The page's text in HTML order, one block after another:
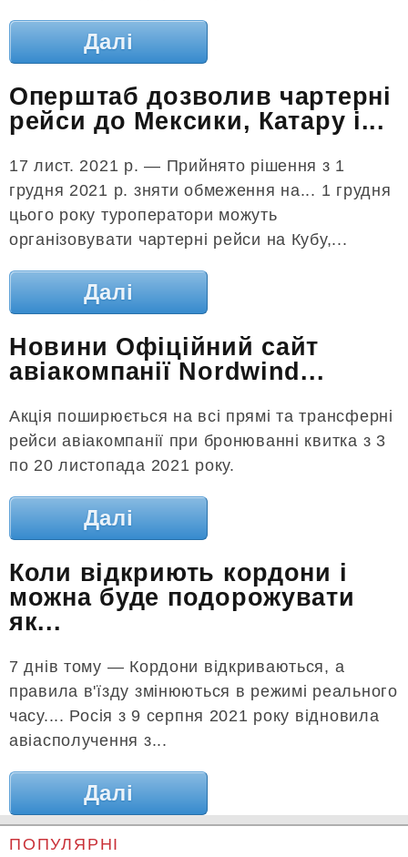
Далі
Оперштаб дозволив чартерні
рейси до Мексики, Катару і...
17 лист. 2021 р. — Прийнято рішення з 1
грудня 2021 р. зняти обмеження на... 1 грудня
цього року туроператори можуть
організовувати чартерні рейси на Кубу,...
Далі
Новини Офіційний сайт
авіакомпанії Nordwind...
Акція поширюється на всі прямі та трансферні
рейси авіакомпанії при бронюванні квитка з 3
по 20 листопада 2021 року.
Далі
Коли відкриють кордони і
можна буде подорожувати
як...
7 днів тому — Кордони відкриваються, а
правила в'їзду змінюються в режимі реального
часу.... Росія з 9 серпня 2021 року відновила
авіасполучення з...
Далі
ПОПУЛЯРНІ